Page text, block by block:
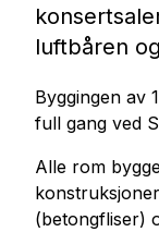
luftbåren
Byggingen av
full gang ved
Alle rom
(betongfliser)